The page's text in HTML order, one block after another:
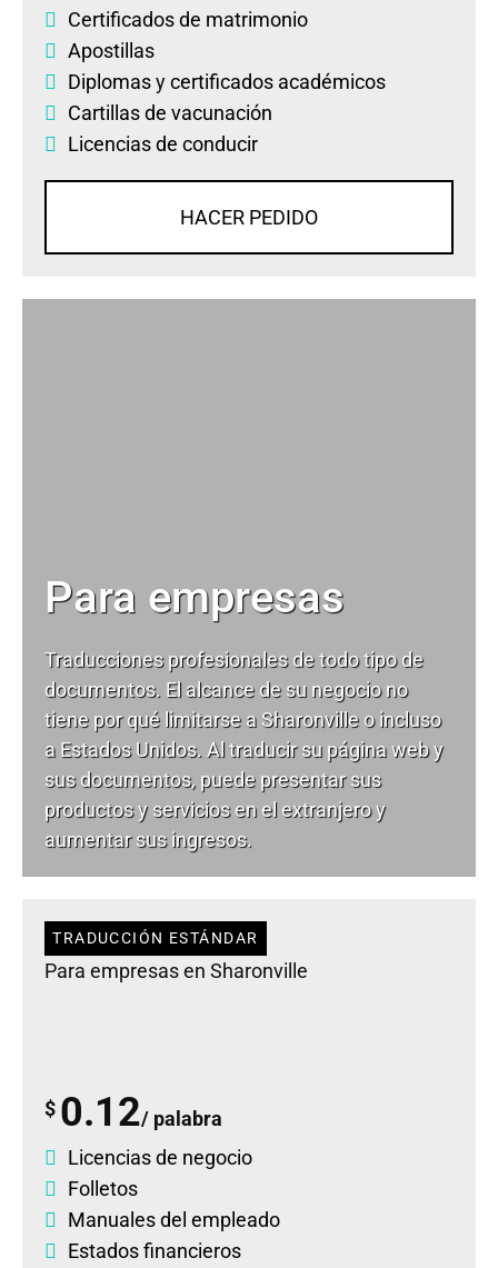
Certificados de matrimonio
Apostillas
Diplomasycertificados académicos
Cartillas de vacunación
Licencias de conducir
HACER PEDIDO
Para empresas
Traducciones profesionales de todo tipo de
documentos. El alcance de su negocio no
tiene por qué limitarse a Sharonville o incluso
a Estados Unidos. Al traducir su página web y
sus documentos, puede presentar sus
productos y servicios en el extranjero y
aumentar sus ingresos.
TRADUCCIÓN ESTÁNDAR
Para empresas en Sharonville
$ 0.12/ palabra
Licencias de negocio
Folletos
Manuales del empleado
Estados financieros